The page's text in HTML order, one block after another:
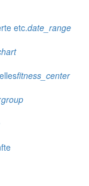
etc.date_range
fitness_center
group